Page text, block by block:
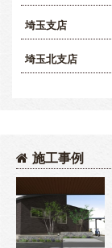
埼玉支店
埼玉北支店
施工事例